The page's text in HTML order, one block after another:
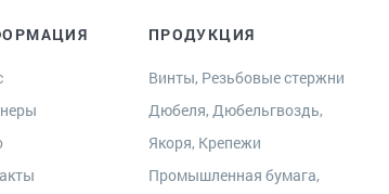
ПРОДУКЦИЯ
Винты, Резьбовые стержни
Дюбеля, Дюбельгвоздь,
Якоря, Крепежи
Промышленная бумага,